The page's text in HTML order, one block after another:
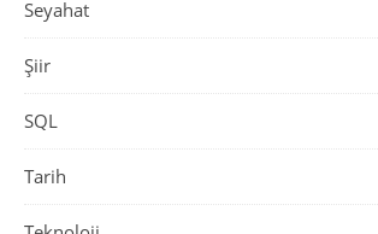
Seyahat
Şiir
SQL
Tarih